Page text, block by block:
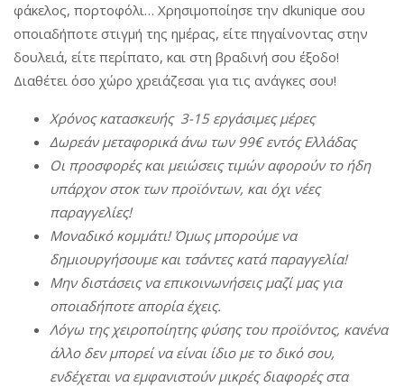
φάκελος, πορτοφόλι… Χρησιμοποίησε την dkunique σου
οποιαδήποτε στιγμή της ημέρας, είτε πηγαίνοντας στην
δουλειά, είτε περίπατο, και στη βραδινή σου έξοδο!
Διαθέτει όσο χώρο χρειάζεσαι για τις ανάγκες σου!
Χρόνος κατασκευής 3-15 εργάσιμες μέρες
Δωρεάν μεταφορικά άνω των 99€ εντός Ελλάδας
Οι προσφορές και μειώσεις τιμών αφορούν το ήδη
υπάρχον στοκ των προϊόντων, και όχι νέες
παραγγελίες!
Μοναδικό κομμάτι! Όμως μπορούμε να
δημιουργήσουμε και τσάντες κατά παραγγελία!
Μην διστάσεις να επικοινωνήσεις μαζί μας για
οποιαδήποτε απορία έχεις.
Λόγω της χειροποίητης φύσης του προϊόντος, κανένα
άλλο δεν μπορεί να είναι ίδιο με το δικό σου,
ενδέχεται να εμφανιστούν μικρές διαφορές στα